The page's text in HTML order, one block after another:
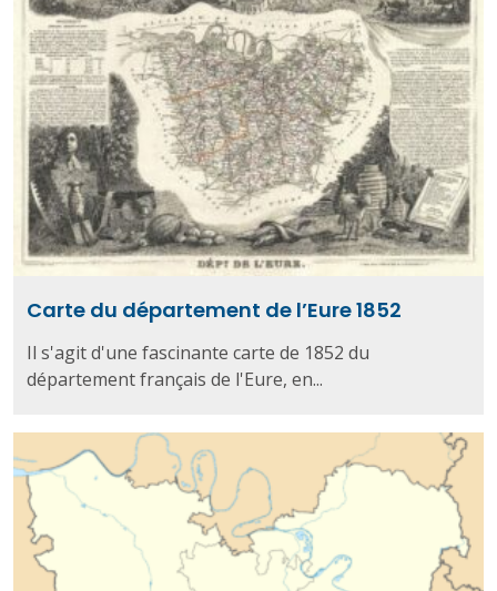
Carte du département de l’Eure 1852
Il s'agit d'une fascinante carte de 1852 du
département français de l'Eure, en...